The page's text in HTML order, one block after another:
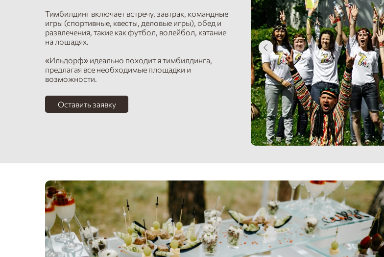
Тимбилдинг включает встречу, завтрак, командные
игры (спортивные, квесты, деловые игры), обед и
развлечения, такие как футбол, волейбол, катание
на лошадях.
«Ильдорф» идеально походит я тимбилдинга,
предлагая все необходимые площадки и
возможности.
Оставить заявку